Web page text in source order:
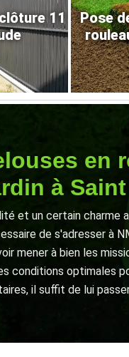
11
Pose
en
à
et un certain
de s'adresser à
mener à bien les
conditions optimales
il suffit de lui